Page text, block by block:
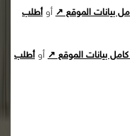
بيانات الموقع ↗ أوأطلب
بيانات الموقع ↗ أوأطلب